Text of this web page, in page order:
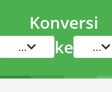
Konversi
... ke ...